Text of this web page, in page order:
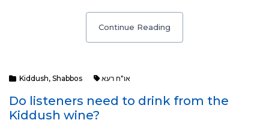
Continue Reading
Kiddush, Shabbos או"ח רעא
Do listeners need to drink from the
Kiddush wine?